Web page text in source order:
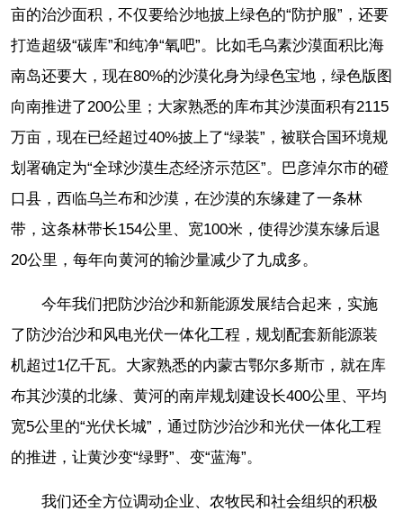
亩的治沙面积，不仅要给沙地披上绿色的“防护服”，还要
打造超级“碳库”和纯净“氧吧”。比如毛乌素沙漠面积比海
南岛还要大，现在80%的沙漠化身为绿色宝地，绿色版图
向南推进了200公里；大家熟悉的库布其沙漠面积有2115
万亩，现在已经超过40%披上了“绿装”，被联合国环境规
划署确定为“全球沙漠生态经济示范区”。巴彦淖尔市的磴
口县，西临乌兰布和沙漠，在沙漠的东缘建了一条林
带，这条林带长154公里、宽100米，使得沙漠东缘后退
20公里，每年向黄河的输沙量减少了九成多。
今年我们把防沙治沙和新能源发展结合起来，实施
了防沙治沙和风电光伏一体化工程，规划配套新能源装
机超过1亿千瓦。大家熟悉的内蒙古鄂尔多斯市，就在库
布其沙漠的北缘、黄河的南岸规划建设长400公里、平均
宽5公里的“光伏长城”，通过防沙治沙和光伏一体化工程
的推进，让黄沙变“绿野”、变“蓝海”。
我们还全方位调动企业、农牧民和社会组织的积极